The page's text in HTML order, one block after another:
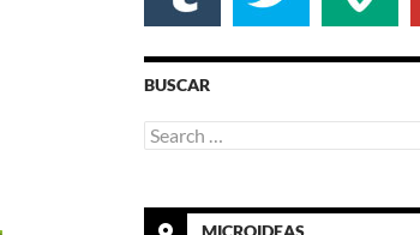
BUSCAR
Search
for:
MICROIDEAS